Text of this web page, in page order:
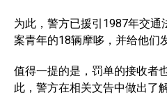
为此，警方已援引1987年交通
案青年的18辆摩哆，并给他们
值得一提的是，罚单的接收者
此，警方在相关文告中做出了解